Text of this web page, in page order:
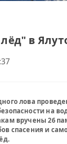
в
лова
на
вручены 26
спасения и